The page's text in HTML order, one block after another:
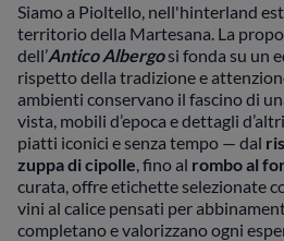
Siamo a Pioltello, nell'hinterland
territorio della Martesana. La
dell’Antico Albergosi fonda su un
rispetto della tradizione e
ambienti conservano il fascino di
vista, mobili d’epoca e dettagli
piatti iconici e senza tempo — dal
zuppa di cipolle, fino al rombo al
curata, offre etichette selezionate
vini al calice pensati per
completano e valorizzano ogni